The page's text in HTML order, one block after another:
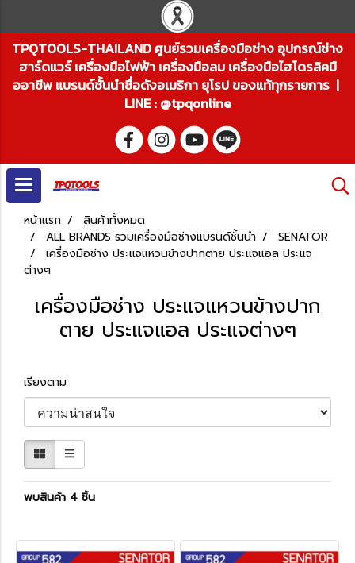
TPQTOOLS-THAILAND ศูนย์รวมเครื่องมือช่าง อุปกรณ์ช่าง
ฮาร์ดแวร์ เครื่องมือไฟฟ้า เครื่องมือลม เครื่องมือไฮโดรลิคมื
ออาชีพ แบรนด์ชั้นนำชื่อดังอเมริกา ยุโรป ของแท้ทุกรายการ |
LINE : @tpqonline
หน้าแรก
สินค้าทั้งหมด
ALL BRANDS รวมเครื่องมือช่างแบรนด์ชั้นนำ
SENATOR
เครื่องมือช่าง ประแจแหวนข้างปากตาย ประแจแอล ประแจ
ต่างๆ
เครื่องมือช่าง ประแจแหวนข้างปาก
ตาย ประแจแอล ประแจต่างๆ
เรียงตาม
พบสินค้า 4 ชิ้น